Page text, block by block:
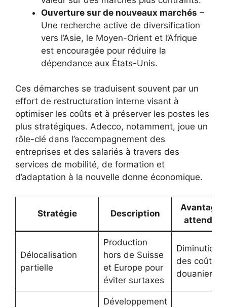
Ouverture sur de nouveaux marchés –
Une recherche active de diversification
vers l’Asie, le Moyen-Orient et l’Afrique
est encouragée pour réduire la
dépendance aux États-Unis.
Ces démarches se traduisent souvent par un
effort de restructuration interne visant à
optimiser les coûts et à préserver les postes les
plus stratégiques. Adecco, notamment, joue un
rôle-clé dans l’accompagnement des
entreprises et des salariés à travers des
services de mobilité, de formation et
d’adaptation à la nouvelle donne économique.
Stratégie Description
Avantages
attendus
Délocalisation
partielle
Production
hors de Suisse
et Europe pour
éviter surtaxes
Diminution
des coûts
douaniers
Développement